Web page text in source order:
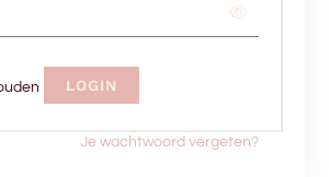
LOGIN
Je wachtwoord vergeten?